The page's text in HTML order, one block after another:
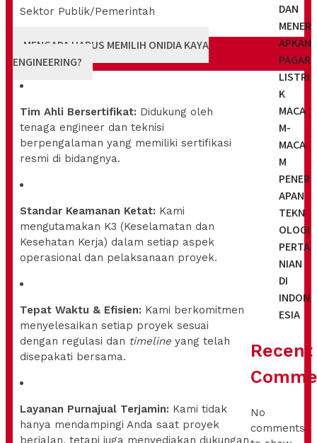
DAN
MENER
APKAN
PAGAR
LISTRI
K
MACA
M-
MACA
M
PENER
APAN
TEKN
OLOGI
PERTA
NIAN
DI
INDON
ESIA
Recent
No
comments
Sektor Publik/Pemerintah
MENGAPA HARUS MEMILIH ONIDIA KAYA
ENGINEERING?
Tim Ahli Bersertifikat: Didukung oleh
tenaga engineer dan teknisi
berpengalaman yang memiliki sertifikasi
resmi di bidangnya.
Standar Keamanan Ketat: Kami
mengutamakan K3 (Keselamatan dan
Kesehatan Kerja) dalam setiap aspek
operasional dan pelaksanaan proyek.
Tepat Waktu & Efisien: Kami berkomitmen
menyelesaikan setiap proyek sesuai
dengan regulasi dan timeline yang telah
disepakati bersama.
Layanan Purnajual Terjamin: Kami tidak
hanya mendampingi Anda saat proyek
berjalan, tetapi juga menyediakan dukungan